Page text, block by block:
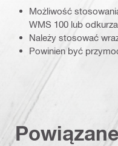
Możliwość
WMS 100 lub
Należy stosować
Powinien być